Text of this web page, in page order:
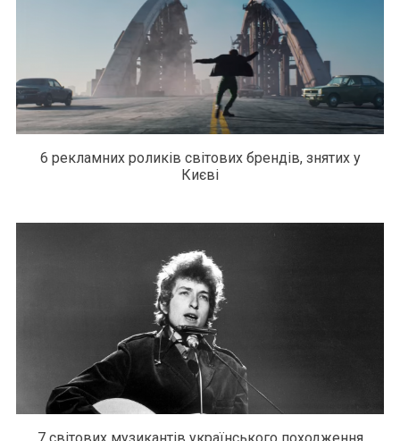
6 рекламних роликів світових брендів, знятих у
Києві